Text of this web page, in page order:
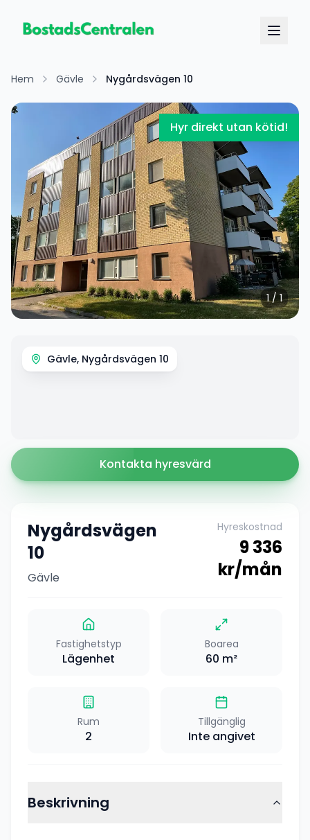
Hem Gävle Nygårdsvägen 10
Hyr direkt utan kötid!
1/1
Gävle, Nygårdsvägen 10
Kontakta hyresvärd
Nygårdsvägen
10
Gävle
Hyreskostnad
9 336
kr/mån
Fastighetstyp
Lägenhet
Boarea
60 m²
Rum
2
Tillgänglig
Inte angivet
Beskrivning